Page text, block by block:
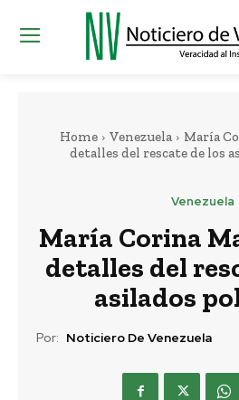
Home Venezuela
María
detalles del rescate de los
Venezuela
María Corina
detalles del
asilados
Por: Noticiero De Venezuela